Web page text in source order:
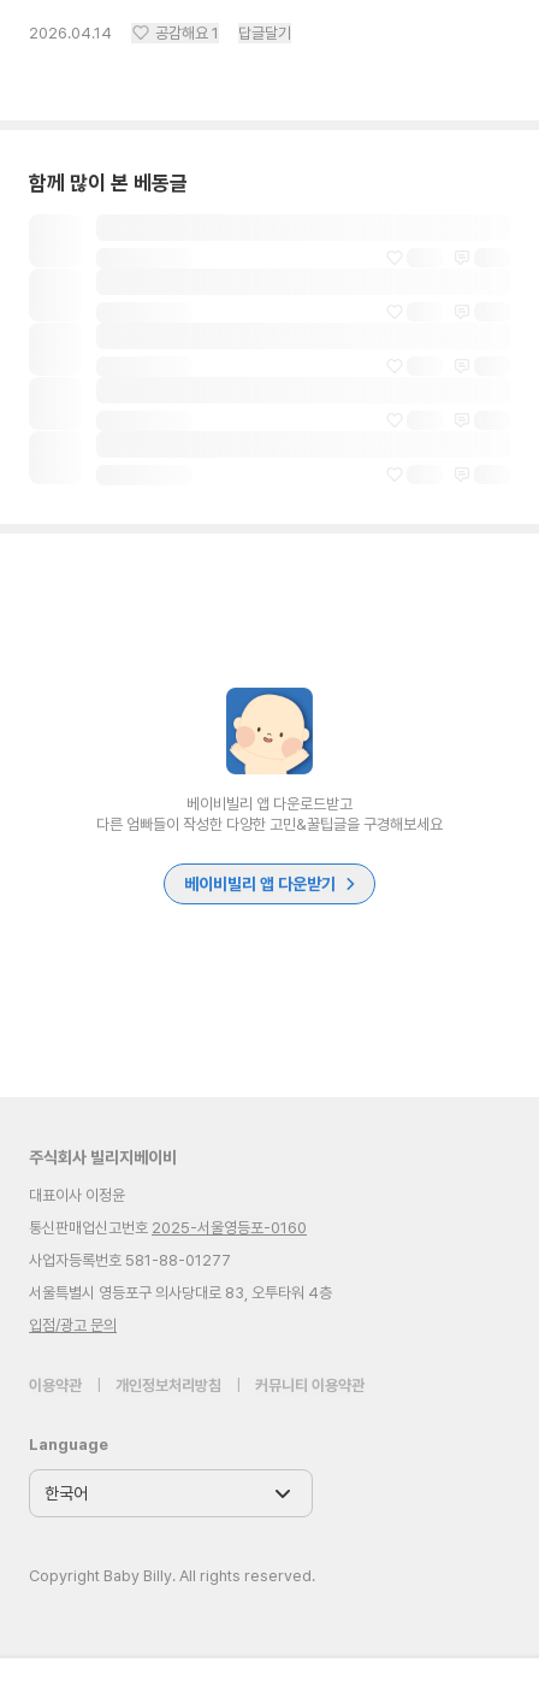
2026.04.14 공감해요 1 답글달기
함께 많이 본 베동글
베이비빌리 앱 다운로드받고
다른 엄빠들이 작성한 다양한 고민&꿀팁글을 구경해보세요
베이비빌리 앱 다운받기
주식회사 빌리지베이비
대표이사 이정윤
통신판매업신고번호 2025-서울영등포-0160
사업자등록번호 581-88-01277
서울특별시 영등포구 의사당대로 83, 오투타워 4층
입점/광고 문의
이용약관 개인정보처리방침 커뮤니티 이용약관
Language
Copyright Baby Billy. All rights reserved.